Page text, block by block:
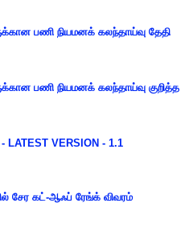
பணி நியமனக் கலந்தாய்வு தேதி
பணி நியமனக் கலந்தாய்வு குறித்த
LATEST VERSION - 1.1
சேர கட்-ஆஃப் ரேங்க் விவரம்